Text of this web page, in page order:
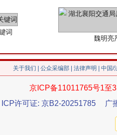
关于我们 公众采编部 法律声明 | 中国
京ICP备11011765号1至
ICP许可证: 京B2-20251785
广